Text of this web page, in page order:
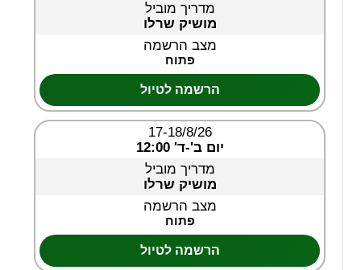
מדריך מוביל
מושיק שרלו
מצב הרשמה
פתוח
הרשמה לטיול
17-18/8/26
יום ב'-ד' 12:00
מדריך מוביל
מושיק שרלו
מצב הרשמה
פתוח
הרשמה לטיול